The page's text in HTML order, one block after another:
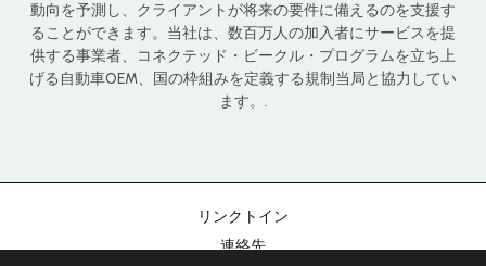
動向を予測し、クライアントが将来の要件に備えるのを支援す
ることができます。当社は、数百万人の加入者にサービスを提
供する事業者、コネクテッド・ビークル・プログラムを立ち上
げる自動車OEM、国の枠組みを定義する規制当局と協力してい
ます。.
リンクトイン
連絡先
Korean
Portuguese